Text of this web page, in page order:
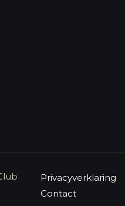
Privacyverklaring
Contact